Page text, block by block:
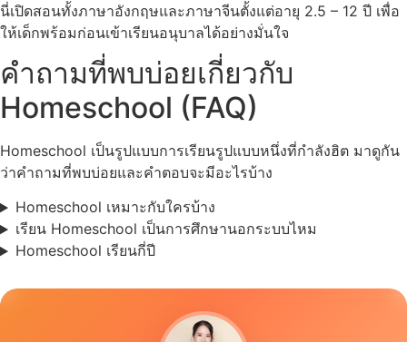
นี่เปิดสอนทั้งภาษาอังกฤษและภาษาจีนตั้งแต่อายุ 2.5 – 12 ปี เพื่อ
ให้เด็กพร้อมก่อนเข้าเรียนอนุบาลได้อย่างมั่นใจ
คำถามที่พบบ่อยเกี่ยวกับ
Homeschool (FAQ)
Homeschool เป็นรูปแบบการเรียนรูปแบบหนึ่งที่กำลังฮิต มาดูกัน
ว่าคำถามที่พบบ่อยและคำตอบจะมีอะไรบ้าง
Homeschool เหมาะกับใครบ้าง
เรียน Homeschool เป็นการศึกษานอกระบบไหม
Homeschool เรียนกี่ปี